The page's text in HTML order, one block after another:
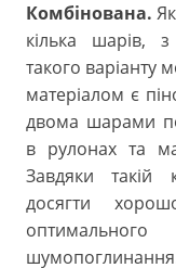
Комбінована.
кілька шарів,
такого варіанту
матеріалом є
двома шарами
в рулонах та
Завдяки такій
досягти